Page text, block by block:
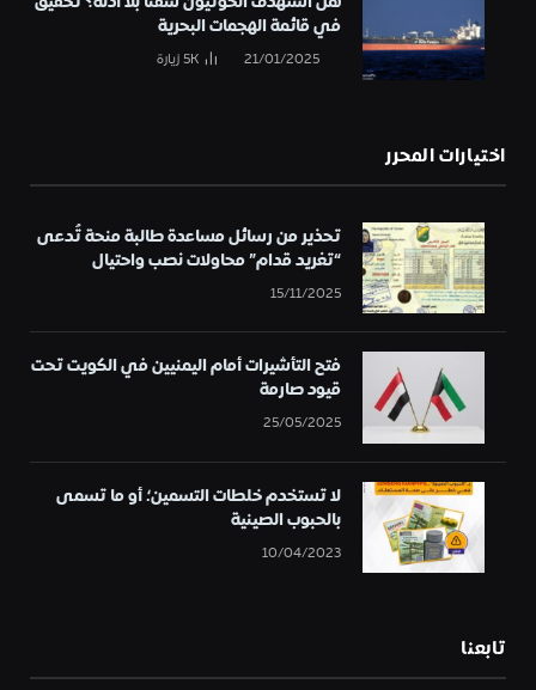
في قائمة الهجمات البحرية
21/01/2025
5Kزيارة
اختيارات المحرر
تحذير من رسائل مساعدة طالبة منحة تُدعى
“تغريد قدام” محاولات نصب واحتيال
15/11/2025
فتح التأشيرات أمام اليمنيين في الكويت تحت
قيود صارمة
25/05/2025
لا تستخدم خلطات التسمين؛ أو ما تسمى
بالحبوب الصينية
10/04/2023
تابعنا